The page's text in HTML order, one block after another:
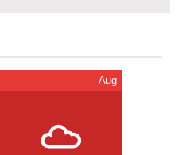
Aug